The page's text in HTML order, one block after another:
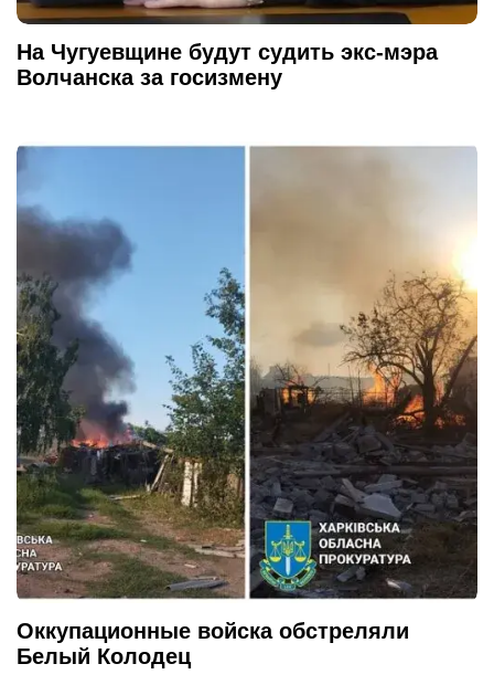
На Чугуевщине будут судить экс-мэра
Волчанска за госизмену
Оккупационные войска обстреляли
Белый Колодец